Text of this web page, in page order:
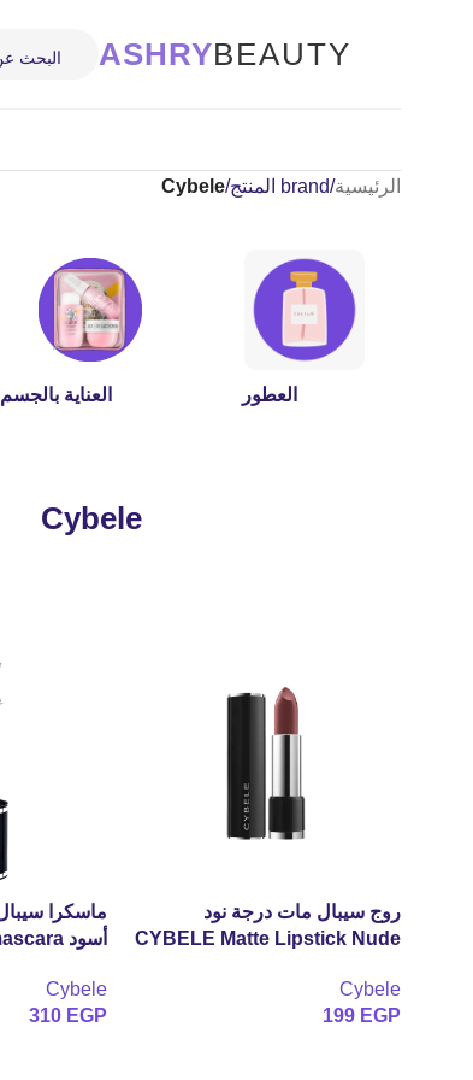
ASHRYBEAUTY
الرئيسية/brand المنتج /
Cybele
العطور العناية بالجسم
Cybele
روج سيبال مات درجة نود
CYBELE Matte Lipstick Nude
Cybele
199 EGP
أسود Cybele 3d mascara
Cybele
310 EGP